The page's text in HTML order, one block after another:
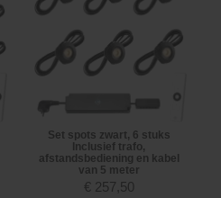
Set spots zwart, 6 stuks
Inclusief trafo,
afstandsbediening en kabel
van 5 meter
€ 257,50